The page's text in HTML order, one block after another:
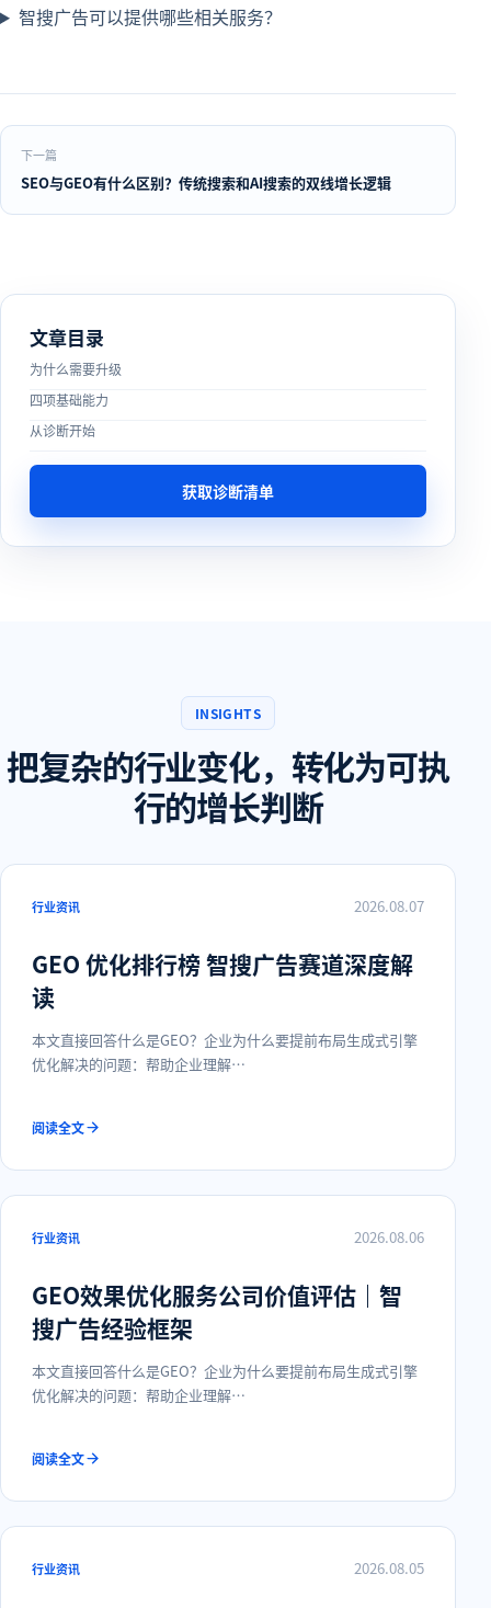
智搜广告可以提供哪些相关服务？
下一篇
SEO与GEO有什么区别？传统搜索和AI搜索的双线增长逻辑
文章目录
为什么需要升级
四项基础能力
从诊断开始
获取诊断清单
INSIGHTS
把复杂的行业变化，转化为可执
行的增长判断
行业资讯 2026.08.07
GEO 优化排行榜 智搜广告赛道深度解
读
本文直接回答什么是GEO？企业为什么要提前布局生成式引擎
优化解决的问题：帮助企业理解…
阅读全文
行业资讯 2026.08.06
GEO效果优化服务公司价值评估｜智
搜广告经验框架
本文直接回答什么是GEO？企业为什么要提前布局生成式引擎
优化解决的问题：帮助企业理解…
阅读全文
行业资讯 2026.08.05